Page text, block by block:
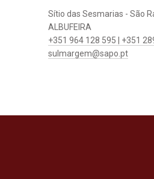
Sítio das Sesmarias - São
ALBUFEIRA
+351 964 128 595 | +351
sulmargem@sapo.pt